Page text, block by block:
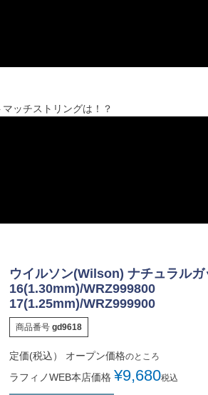
ッチストリングは！？
ウイルソン(Wilson) ナチュラルガ
16(1.30mm)/WRZ999800
17(1.25mm)/WRZ999900
商品番号 gd9618
定価(税込） オープン価格のところ
ラフィノWEB本店価格 ¥9,680税込